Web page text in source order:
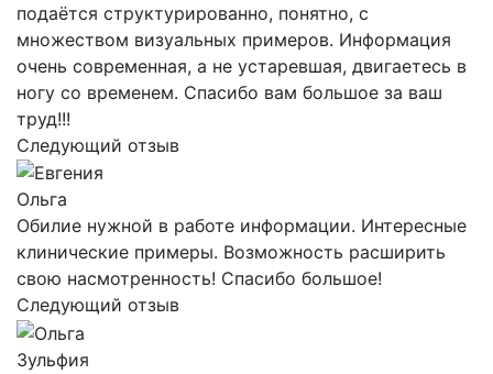
подаётся структурированно, понятно, с
множеством визуальных примеров. Информация
очень современная, а не устаревшая, двигаетесь в
ногу со временем. Спасибо вам большое за ваш
труд!!!
Следующий отзыв
Ольга
Обилие нужной в работе информации. Интересные
клинические примеры. Возможность расширить
свою насмотренность! Спасибо большое!
Следующий отзыв
Зульфия